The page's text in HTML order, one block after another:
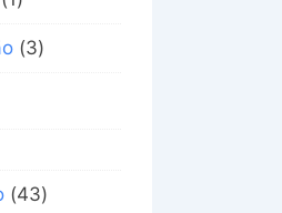
(3)
(43)